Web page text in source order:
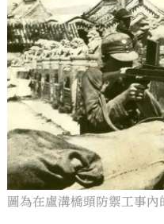
圖為在盧溝橋頭防禦工事